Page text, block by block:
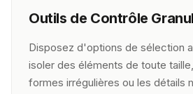
Outils de Contrôle
Disposez d'options de sélection
isoler des éléments de toute
formes irrégulières ou les détails